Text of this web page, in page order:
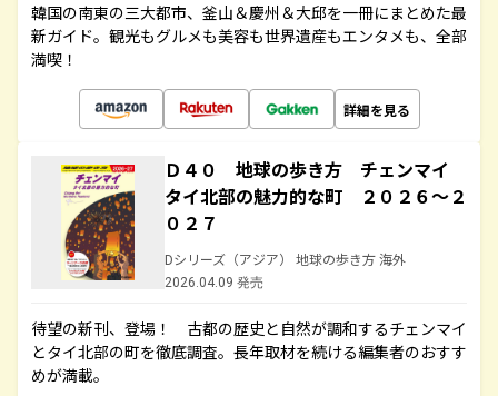
韓国の南東の三大都市、釜山＆慶州＆大邱を一冊にまとめた最
新ガイド。観光もグルメも美容も世界遺産もエンタメも、全部
満喫！
詳細を見る
Ｄ４０ 地球の歩き方 チェンマイ
タイ北部の魅力的な町 ２０２６～２
０２７
Dシリーズ（アジア） 地球の歩き方 海外
2026.04.09 発売
待望の新刊、登場！ 古都の歴史と自然が調和するチェンマイ
とタイ北部の町を徹底調査。長年取材を続ける編集者のおすす
めが満載。